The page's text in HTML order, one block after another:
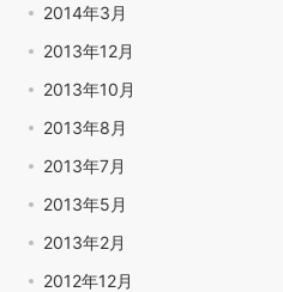
2014年3月
2013年12月
2013年10月
2013年8月
2013年7月
2013年5月
2013年2月
2012年12月